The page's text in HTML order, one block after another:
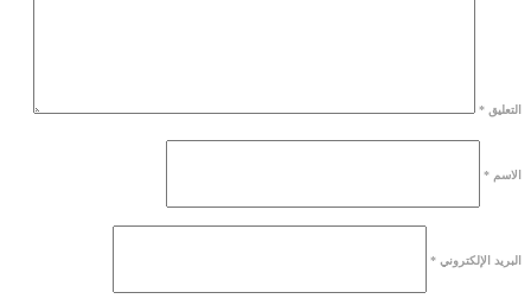
التعليق *
الاسم *
البريد الإلكتروني *